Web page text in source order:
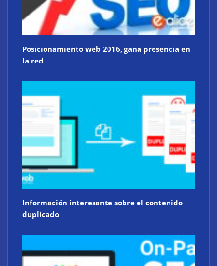
Posicionamiento web 2016, gana presencia en
la red
Información interesante sobre el contenido
duplicado